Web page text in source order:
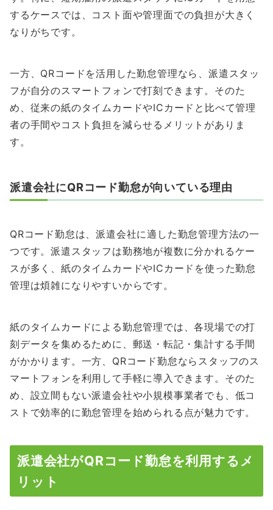
するケースでは、コスト面や管理面での負担が大きく
なりがちです。
一方、QRコードを活用した勤怠管理なら、派遣スタッ
フが自分のスマートフォンで打刻できます。そのた
め、従来の紙のタイムカードやICカードと比べて管理
者の手間やコスト負担を減らせるメリットがありま
す。
派遣会社にQRコード勤怠が向いている理由
QRコード勤怠は、派遣会社に適した勤怠管理方法の一
つです。派遣スタッフは勤務地が複数に分かれるケー
スが多く、紙のタイムカードやICカードを使った勤怠
管理は煩雑になりやすいからです。
紙のタイムカードによる勤怠管理では、各現場での打
刻データを集めるために、郵送・転記・集計する手間
がかかります。一方、QRコード勤怠ならスタッフのス
マートフォンを利用して手軽に導入できます。そのた
め、設立間もない派遣会社や小規模事業者でも、低コ
ストで効率的に勤怠管理を始められる点が魅力です。
派遣会社がQRコード勤怠を利用するメ
リット